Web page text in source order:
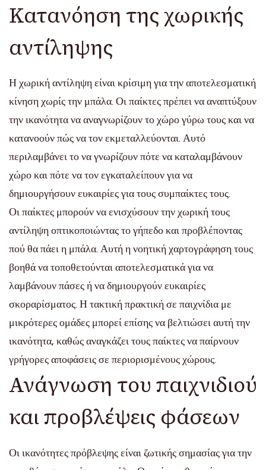
Κατανόηση της χωρικής
αντίληψης
Η χωρική αντίληψη είναι κρίσιμη για την αποτελεσματική
κίνηση χωρίς την μπάλα. Οι παίκτες πρέπει να αναπτύξουν
την ικανότητα να αναγνωρίζουν το χώρο γύρω τους και να
κατανοούν πώς να τον εκμεταλλεύονται. Αυτό
περιλαμβάνει το να γνωρίζουν πότε να καταλαμβάνουν
χώρο και πότε να τον εγκαταλείπουν για να
δημιουργήσουν ευκαιρίες για τους συμπαίκτες τους.
Οι παίκτες μπορούν να ενισχύσουν την χωρική τους
αντίληψη οπτικοποιώντας το γήπεδο και προβλέποντας
πού θα πάει η μπάλα. Αυτή η νοητική χαρτογράφηση τους
βοηθά να τοποθετούνται αποτελεσματικά για να
λαμβάνουν πάσες ή να δημιουργούν ευκαιρίες
σκοραρίσματος. Η τακτική πρακτική σε παιχνίδια με
μικρότερες ομάδες μπορεί επίσης να βελτιώσει αυτή την
ικανότητα, καθώς αναγκάζει τους παίκτες να παίρνουν
γρήγορες αποφάσεις σε περιορισμένους χώρους.
Ανάγνωση του παιχνιδιού
και προβλέψεις φάσεων
Οι ικανότητες πρόβλεψης είναι ζωτικής σημασίας για την